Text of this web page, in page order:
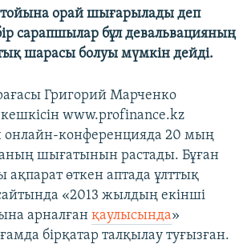
орай шығарылады деп
сарапшылар бұл девальвацияның
шарасы болуы мүмкін дейді.
Григорий Марченко
www.profinance.kz
онлайн-конференцияда 20 мың
шығатынын растады. Бұған
ақпарат өткен аптада ұлттық
«2013 жылдың екінші
арналған қаулысында»
бірқатар талқылау туғызған.